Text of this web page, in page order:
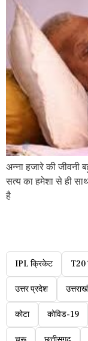
अन्ना हजारे की जीवनी
सत्य का हमेशा से ही
है
IPL क्रिकेट T20
उत्तर प्रदेश
कोटा कोविड-19